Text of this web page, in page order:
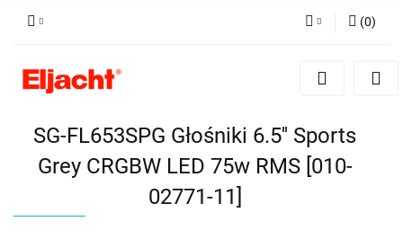
Zaloguj się
(0)
SG-FL653SPG Głośniki 6.5'' Sports
Grey CRGBW LED 75w RMS [010-
02771-11]